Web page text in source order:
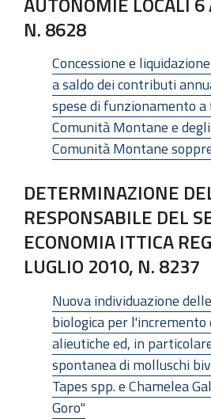
N. 8628
Concessione e
a saldo dei contributi
spese di funzionamento
Comunità Montane e
Comunità Montane
DETERMINAZIONE
RESPONSABILE DEL
ECONOMIA ITTICA
LUGLIO 2010, N. 8237
Nuova individuazione
biologica per l'incremento
alieutiche ed, in
spontanea di molluschi
Tapes spp. e Chamelea
Goro"